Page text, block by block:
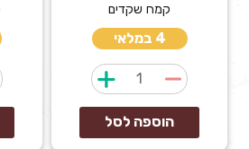
קמח שקדים
4 במלאי
כמות
של
קמח
שקדים
הוספה לסל